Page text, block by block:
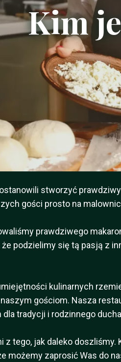
Kim
stworzyć
gości prosto na
prawdziwego
podzielimy się tą pasją z
kulinarnych
gościom. Nasza
tradycji i rodzinnego
tego, jak daleko
możemy zaprosić Was do